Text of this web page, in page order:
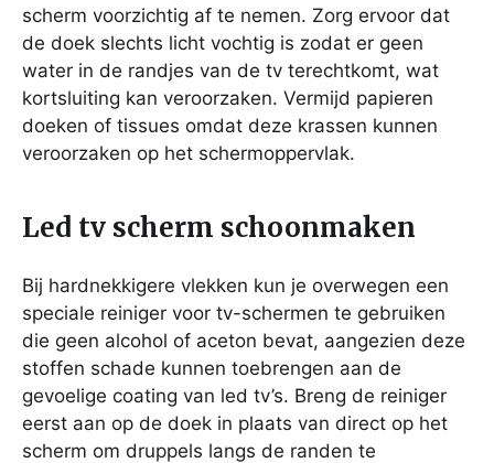
scherm voorzichtig af te nemen. Zorg ervoor dat
de doek slechts licht vochtig is zodat er geen
water in de randjes van de tv terechtkomt, wat
kortsluiting kan veroorzaken. Vermijd papieren
doeken of tissues omdat deze krassen kunnen
veroorzaken op het schermoppervlak.
Led tv scherm schoonmaken
Bij hardnekkigere vlekken kun je overwegen een
speciale reiniger voor tv-schermen te gebruiken
die geen alcohol of aceton bevat, aangezien deze
stoffen schade kunnen toebrengen aan de
gevoelige coating van led tv’s. Breng de reiniger
eerst aan op de doek in plaats van direct op het
scherm om druppels langs de randen te